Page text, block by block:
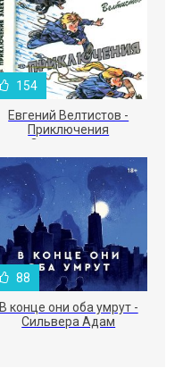
154
Евгений Велтистов -
Приключения
Электроника
88
В конце они оба умрут -
Сильвера Адам